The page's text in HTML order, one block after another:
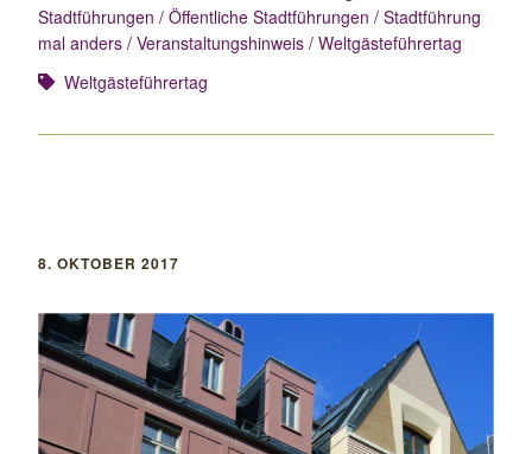
Stadtführungen
Öffentliche Stadtführungen
Stadtführung
mal anders Veranstaltungshinweis Weltgästeführertag
Weltgästeführertag
8. OKTOBER 2017